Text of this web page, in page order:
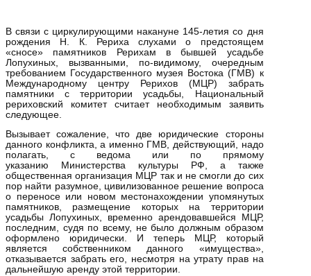
В связи с циркулирующими накануне 145-летия со дня
рождения Н. К. Рериха слухами о предстоящем
«сносе» памятников Рерихам в бывшей усадьбе
Лопухиных, вызванными, по-видимому, очередным
требованием Государственного музея Востока (ГМВ) к
Международному центру Рерихов (МЦР) забрать
памятники с территории усадьбы, Национальный
рериховский комитет считает необходимым заявить
следующее.
Вызывает сожаление, что две юридические стороны
данного конфликта, а именно ГМВ, действующий, надо
полагать, с ведома или по прямому
указанию Министерства культуры РФ, а также
общественная организация МЦР так и не смогли до сих
пор найти разумное, цивилизованное решение вопроса
о переносе или новом местонахождении упомянутых
памятников, размещение которых на территории
усадьбы Лопухиных, временно арендовавшейся МЦР,
последним, судя по всему, не было должным образом
оформлено юридически. И теперь МЦР, который
является собственником данного «имущества»,
отказывается забрать его, несмотря на утрату прав на
дальнейшую аренду этой территории.